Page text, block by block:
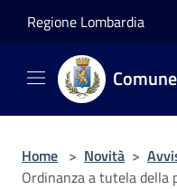
Regione Lombardia
Home > Novità >
Ordinanza a tutela della